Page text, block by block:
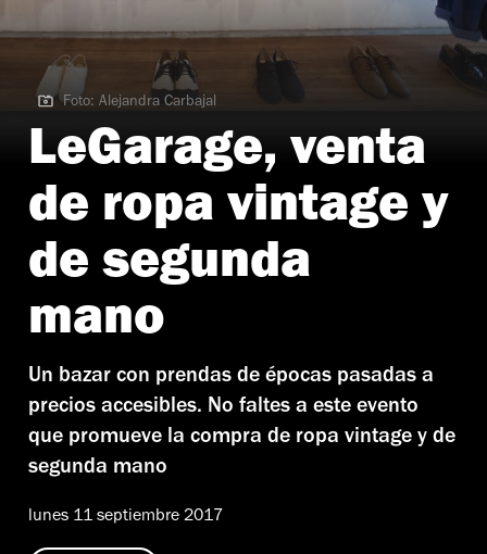
Foto: Alejandra Carbajal
Foto: Alejandra Carbajal
LeGarage, venta
de ropa vintage y
de segunda
mano
Un bazar con prendas de épocas pasadas a
precios accesibles. No faltes a este evento
que promueve la compra de ropa vintage y de
segunda mano
lunes 11 septiembre 2017